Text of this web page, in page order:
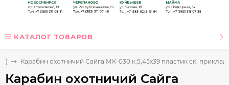
КАТАЛОГ ТОВАРОВ
Карабин охотничий Сайга МК-030 к.5,45х39 пластик ск. приклад
Карабин охотничий Сайга